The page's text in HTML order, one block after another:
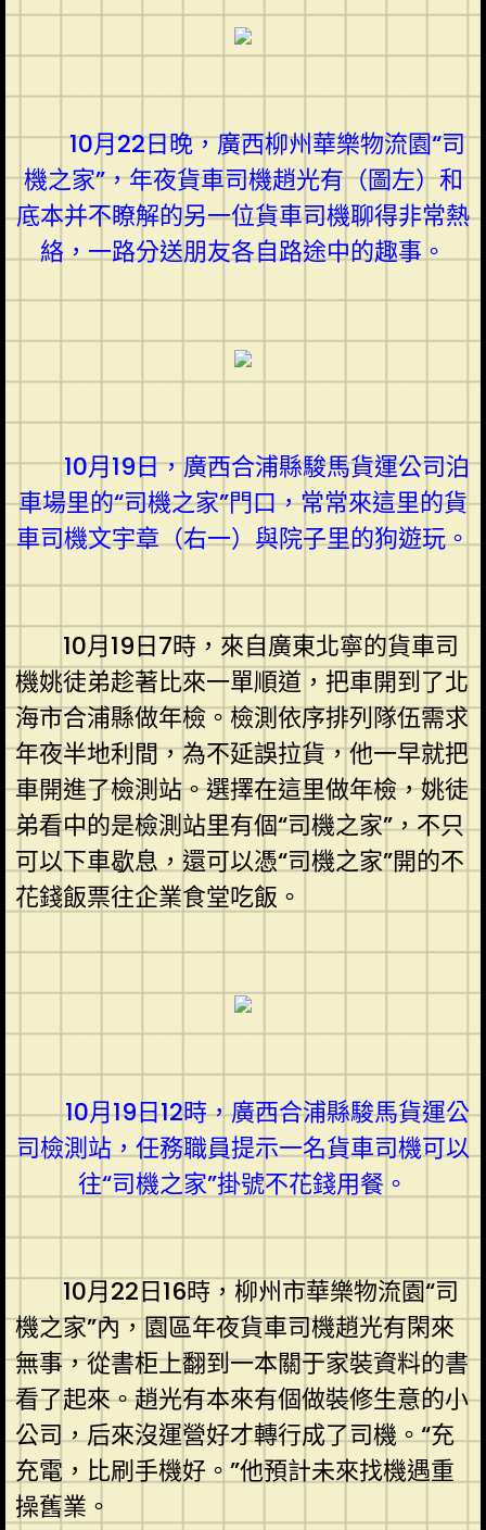
10月22日晚，廣西柳州華樂物流園“司
機之家”，年夜貨車司機趙光有（圖左）和
底本并不瞭解的另一位貨車司機聊得非常熱
絡，一路分送朋友各自路途中的趣事。
10月19日，廣西合浦縣駿馬貨運公司泊
車場里的“司機之家”門口，常常來這里的貨
車司機文宇章（右一）與院子里的狗遊玩。
10月19日7時，來自廣東北寧的貨車司
機姚徒弟趁著比來一單順道，把車開到了北
海市合浦縣做年檢。檢測依序排列隊伍需求
年夜半地利間，為不延誤拉貨，他一早就把
車開進了檢測站。選擇在這里做年檢，姚徒
弟看中的是檢測站里有個“司機之家”，不只
可以下車歇息，還可以憑“司機之家”開的不
花錢飯票往企業食堂吃飯。
10月19日12時，廣西合浦縣駿馬貨運公
司檢測站，任務職員提示一名貨車司機可以
往“司機之家”掛號不花錢用餐。
10月22日16時，柳州市華樂物流園“司
機之家”內，園區年夜貨車司機趙光有閑來
無事，從書柜上翻到一本關于家裝資料的書
看了起來。趙光有本來有個做裝修生意的小
公司，后來沒運營好才轉行成了司機。“充
充電，比刷手機好。”他預計未來找機遇重
操舊業。